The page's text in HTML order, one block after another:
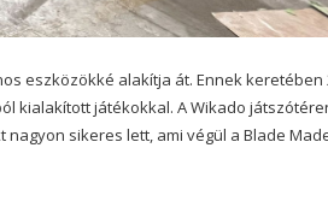
eszközökké alakítja át. Ennek keretében
kialakított játékokkal. A Wikado
sikeres lett, ami végül a Blade